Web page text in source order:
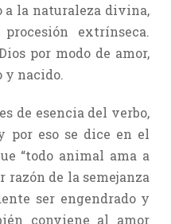
a la naturaleza divina,
extrínseca.
por modo de amor,
y nacido.
de esencia del verbo,
por eso se dice en el
“todo animal ama a
razón de la semejanza
ser engendrado y
conviene al amor